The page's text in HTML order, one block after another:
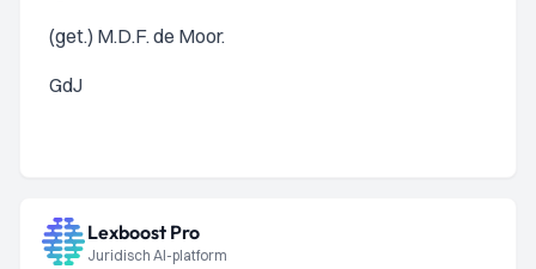
(get.) M.D.F. de Moor.
GdJ
Lexboost Pro
Juridisch AI-platform